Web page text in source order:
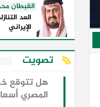
القبطان
العد
الإيراني
تصويت
هل تتوقع
المصري